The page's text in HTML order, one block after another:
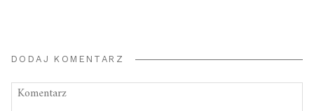
DODAJ KOMENTARZ